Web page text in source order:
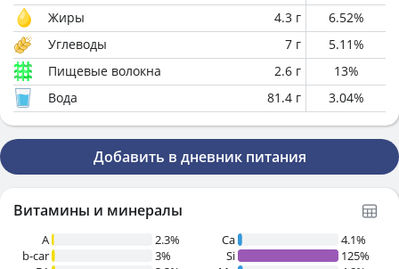
Жиры
4.3 г 6.52%
Углеводы
7 г 5.11%
Пищевые волокна
2.6 г 13%
Вода
81.4 г 3.04%
Добавить в дневник питания
Витамины и минералы
A
2.3%
b-car
3%
Ca
4.1%
Si
125%